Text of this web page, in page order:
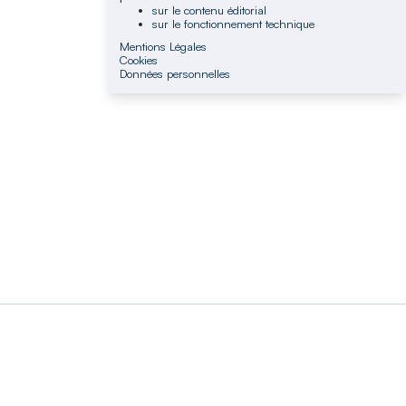
sur le contenu éditorial
sur le fonctionnement technique
Mentions Légales
Cookies
Données personnelles